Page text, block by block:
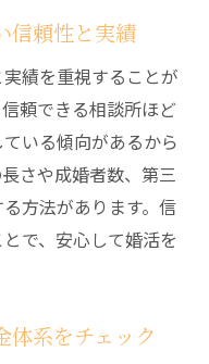
信頼性と実績
績を重視することが
頼できる相談所ほど
いる傾向があるから
さや成婚者数、第三
方法があります。信
で、安心して婚活を
体系をチェック